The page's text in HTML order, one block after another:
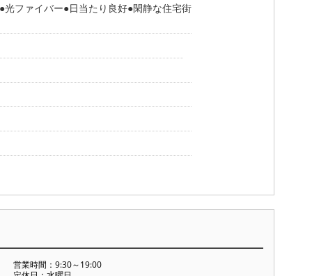
光ファイバー 日当たり良好 閑静な住宅街
営業時間：9:30～19:00